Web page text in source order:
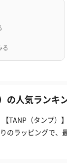
る
の人気ランキ
TANP（タンプ）
のラッピングで、